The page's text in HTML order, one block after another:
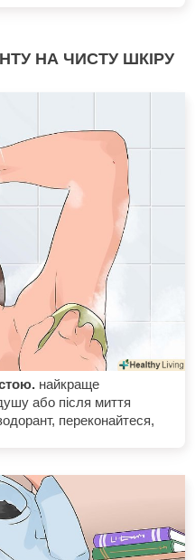
НА ЧИСТУ ШКІРУ
найкраще
або після миття
переконайтеся,